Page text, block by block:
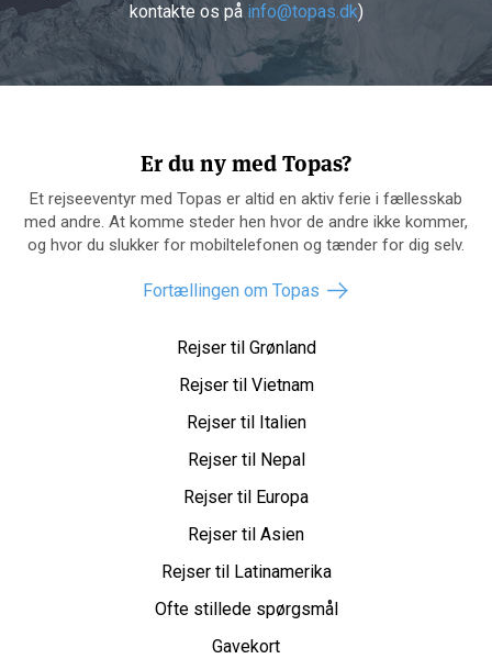
kontakte os på info@topas.dk)
Er du ny med Topas?
Et rejseeventyr med Topas er altid en aktiv ferie i fællesskab
med andre. At komme steder hen hvor de andre ikke kommer,
og hvor du slukker for mobiltelefonen og tænder for dig selv.
Fortællingen om Topas
Rejser til Grønland
Rejser til Vietnam
Rejser til Italien
Rejser til Nepal
Rejser til Europa
Rejser til Asien
Rejser til Latinamerika
Ofte stillede spørgsmål
Gavekort